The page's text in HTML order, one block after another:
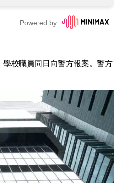
校職員同日向警方報案。警方